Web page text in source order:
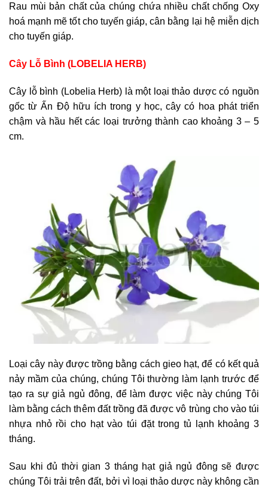
Rau mùi bản chất của chúng chứa nhiều chất chống Oxy
hoá mạnh mẽ tốt cho tuyến giáp, cân bằng lại hệ miễn dịch
cho tuyến giáp.
Cây Lỗ Bình (LOBELIA HERB)
Cây lỗ bình (Lobelia Herb) là một loại thảo dược có nguồn
gốc từ Ấn Độ hữu ích trong y học, cây có hoa phát triển
chậm và hầu hết các loại trưởng thành cao khoảng 3 – 5
cm.
Loại cây này được trồng bằng cách gieo hạt, để có kết quả
nảy mầm của chúng, chúng Tôi thường làm lạnh trước để
tạo ra sự giả ngủ đông, để làm được việc này chúng Tôi
làm bằng cách thêm đất trồng đã được vô trùng cho vào túi
nhựa nhỏ rồi cho hạt vào túi đặt trong tủ lạnh khoảng 3
tháng.
Sau khi đủ thời gian 3 tháng hạt giả ngủ đông sẽ được
chúng Tôi trải trên đất, bởi vì loại thảo dược này không cần